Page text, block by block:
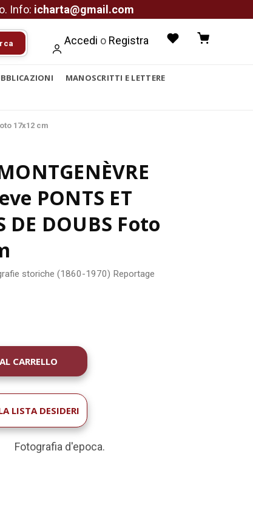
Info: icharta@gmail.com
Accedi o Registra
MANOSCRITTI E LETTERE
17x12 cm
PONTS ET
DE DOUBS Foto
storiche (1860-1970) Reportage
LISTA DESIDERI
Fotografia d'epoca.